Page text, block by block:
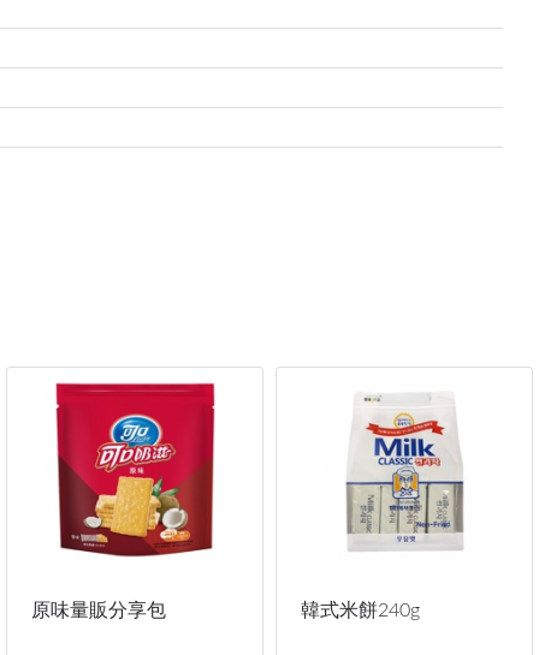
原味量販分享包 韓式米餅240g